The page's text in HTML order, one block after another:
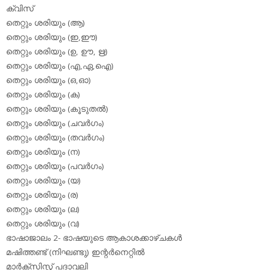
ക്വിസ്
തെറ്റും ശരിയും (ആ)
തെറ്റും ശരിയും (ഇ,ഈ)
തെറ്റും ശരിയും (ഉ, ഊ, ഋ)
തെറ്റും ശരിയും (എ,ഏ,ഐ)
തെറ്റും ശരിയും (ഒ,ഓ)
തെറ്റും ശരിയും (ക)
തെറ്റും ശരിയും (കൂടുതല്‍)
തെറ്റും ശരിയും (ചവര്‍ഗം)
തെറ്റും ശരിയും (തവര്‍ഗം)
തെറ്റും ശരിയും (ന)
തെറ്റും ശരിയും (പവര്‍ഗം)
തെറ്റും ശരിയും (യ)
തെറ്റും ശരിയും (ര)
തെറ്റും ശരിയും (ല)
തെറ്റും ശരിയും (വ)
ഭാഷാജാലം 2- ഭാഷയുടെ ആകാശക്കാഴ്ചകള്‍
മഷിത്തണ്ട് (നിഘണ്ടു) ഇന്റര്‍നെറ്റില്‍
മാര്‍ക്‌സിസ്റ്റ് പദാവലി